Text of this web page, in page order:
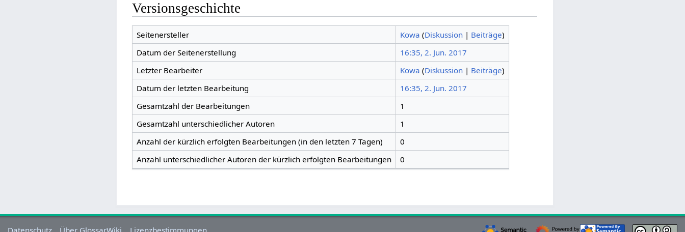
Versionsgeschichte
Seitenersteller Kowa (Diskussion| Beiträge)
Datum der Seitenerstellung
16:35, 2. Jun. 2017
Letzter Bearbeiter
Kowa (Diskussion| Beiträge)
Datum der letzten Bearbeitung
16:35, 2. Jun. 2017
Gesamtzahl der Bearbeitungen
1
Gesamtzahl unterschiedlicher Autoren
1
Anzahl der kürzlich erfolgten Bearbeitungen (in den letzten 7 Tagen)
0
Anzahl unterschiedlicher Autoren der kürzlich erfolgten Bearbeitungen
0